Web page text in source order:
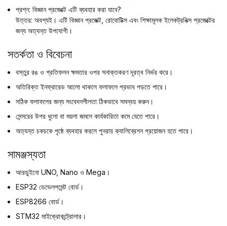
প্রশ্ন: বিজ্ঞান প্রজেক্টে এটি ব্যবহার করা যাবে?
উত্তর: অবশ্যই। এটি বিজ্ঞান প্রজেক্ট, রোবোটিক্স এবং শিক্ষামূলক ইলেকট্রনিক্স প্রজেক্টের
জন্য অত্যন্ত উপযোগী।
সতর্কতা ও বিবেচনা
বস্তুর রঙ ও প্রতিফলন ক্ষমতার ওপর সনাক্তকরণ দূরত্ব নির্ভর করে।
অতিরিক্ত ইনফ্রারেড আলো থাকলে ফলাফলে প্রভাব পড়তে পারে।
সঠিক ফলাফলের জন্য সংবেদনশীলতা ঠিকভাবে সমন্বয় করুন।
সেন্সরের উপর ধুলো বা ময়লা জমলে কার্যকারিতা কমে যেতে পারে।
অত্যন্ত চকচকে পৃষ্ঠে ব্যবহার করলে পুনরায় ক্যালিব্রেশন প্রয়োজন হতে পারে।
সামঞ্জস্যতা
আরডুইনো UNO, Nano ও Mega।
ESP32 ডেভেলপমেন্ট বোর্ড।
ESP8266 বোর্ড।
STM32 মাইক্রোকন্ট্রোলার।